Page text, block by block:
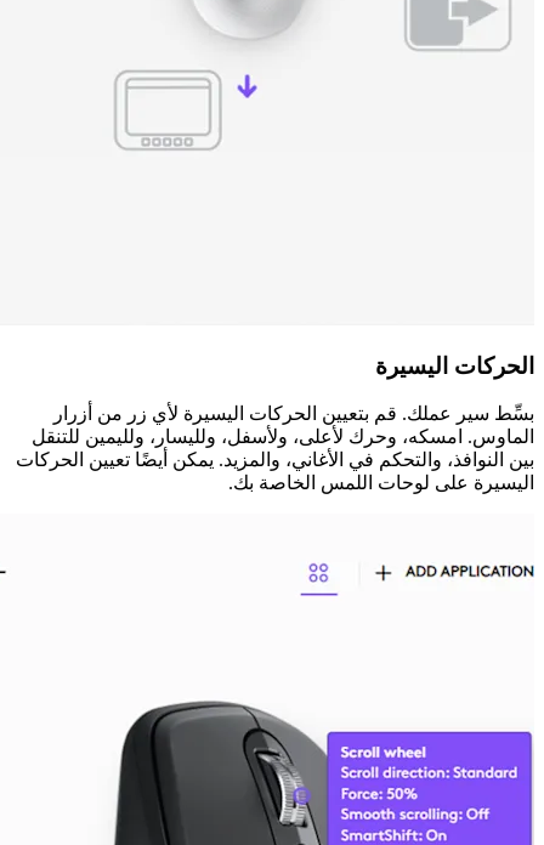
الحركات اليسيرة
بسِّط سير عملك. قم بتعيين الحركات اليسيرة لأي زر من أزرار
الماوس. امسكه، وحرك لأعلى، ولأسفل، ولليسار، ولليمين للتنقل
بين النوافذ، والتحكم في الأغاني، والمزيد. يمكن أيضًا تعيين الحركات
اليسيرة على لوحات اللمس الخاصة بك.